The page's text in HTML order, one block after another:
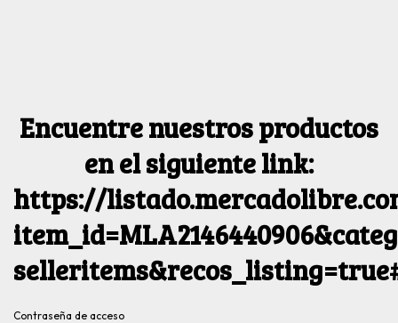
Encuentre nuestros productos
en el siguiente link:
https://
Contraseña de acceso